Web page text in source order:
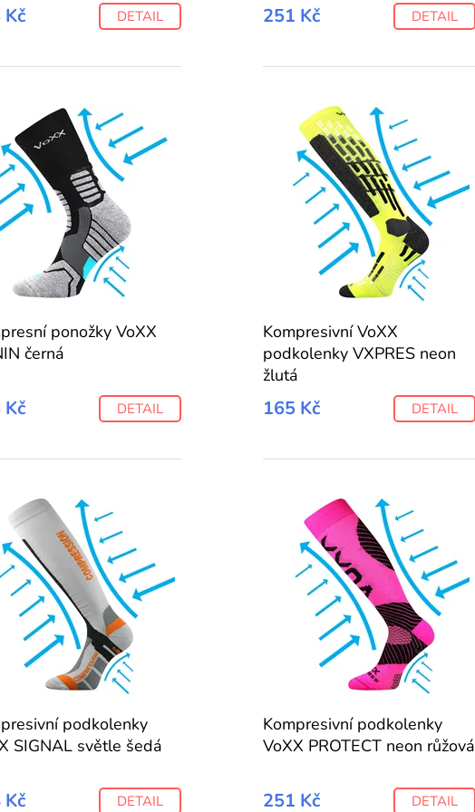
Kč DETAIL 251 Kč DETAIL
ponožky VoXX
černá
Kč DETAIL
Kompresivní VoXX
podkolenky VXPRES neon
žlutá
165 Kč DETAIL
podkolenky
SIGNAL světle šedá
DETAIL
Kompresivní podkolenky
VoXX PROTECT neon růžová
251 Kč DETAIL